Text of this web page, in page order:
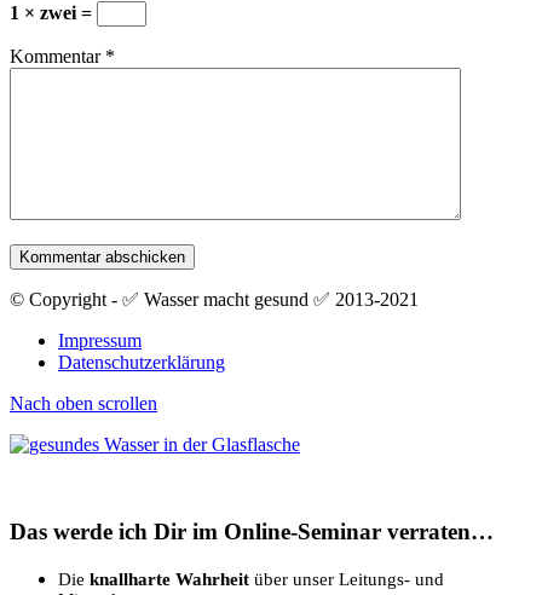
1 × zwei =
Kommentar *
© Copyright - ✅ Wasser macht gesund ✅ 2013-2021
Impressum
Datenschutzerklärung
Nach oben scrollen
Das werde ich Dir im Online-Seminar verraten…
Die knallharte Wahrheit über unser Leitungs- und